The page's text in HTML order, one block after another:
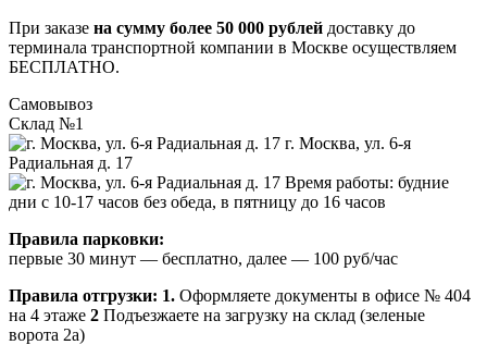
При заказе на сумму более 50 000 рублей доставку до
терминала транспортной компании в Москве осуществляем
БЕСПЛАТНО.
Самовывоз
Склад №1
г. Москва, ул. 6-я
Радиальная д. 17
Время работы: будние
дни с 10-17 часов без обеда, в пятницу до 16 часов
Правила парковки:
первые 30 минут — бесплатно, далее — 100 руб/час
Правила отгрузки: 1. Оформляете документы в офисе № 404
на 4 этаже 2 Подъезжаете на загрузку на склад (зеленые
ворота 2а)